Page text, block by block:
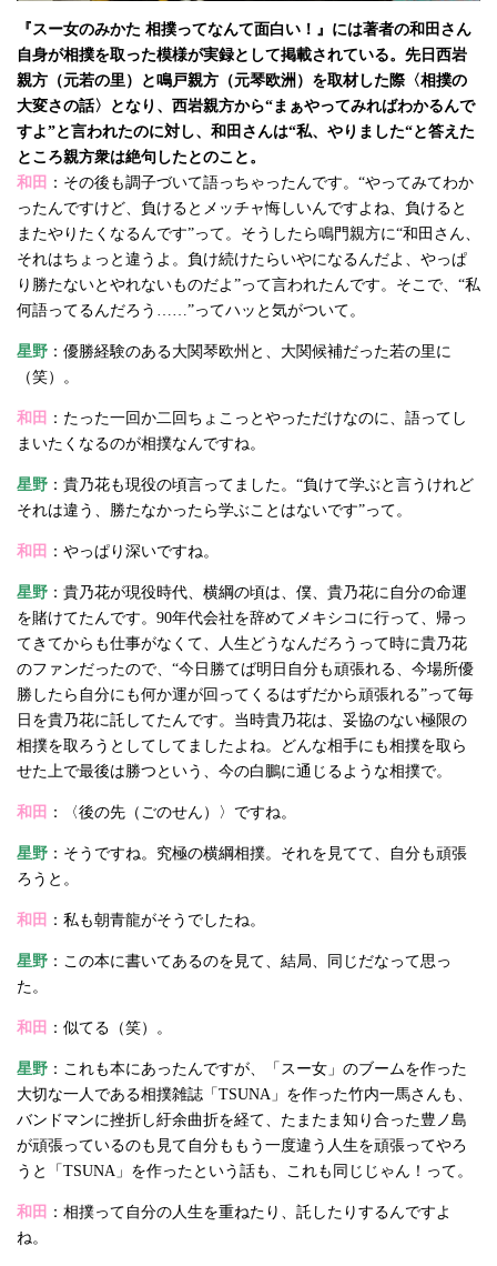
『スー女のみかた 相撲ってなんて面白い！』には著者の和田さん
自身が相撲を取った模様が実録として掲載されている。先日西岩
親方（元若の里）と鳴戸親方（元琴欧洲）を取材した際〈相撲の
大変さの話〉となり、西岩親方から“まぁやってみればわかるんで
すよ”と言われたのに対し、和田さんは“私、やりました“と答えた
ところ親方衆は絶句したとのこと。
和田 ：その後も調子づいて語っちゃったんです。“やってみてわか
ったんですけど、負けるとメッチャ悔しいんですよね、負けると
またやりたくなるんです”って。そうしたら鳴門親方に“和田さん、
それはちょっと違うよ。負け続けたらいやになるんだよ、やっぱ
り勝たないとやれないものだよ”って言われたんです。そこで、“私
何語ってるんだろう……”ってハッと気がついて。
星野 ：優勝経験のある大関琴欧州と、大関候補だった若の里に
（笑）。
和田 ：たった一回か二回ちょこっとやっただけなのに、語ってし
まいたくなるのが相撲なんですね。
星野 ：貴乃花も現役の頃言ってました。“負けて学ぶと言うけれど
それは違う、勝たなかったら学ぶことはないです”って。
和田 ：やっぱり深いですね。
星野 ：貴乃花が現役時代、横綱の頃は、僕、貴乃花に自分の命運
を賭けてたんです。90年代会社を辞めてメキシコに行って、帰っ
てきてからも仕事がなくて、人生どうなんだろうって時に貴乃花
のファンだったので、“今日勝てば明日自分も頑張れる、今場所優
勝したら自分にも何か運が回ってくるはずだから頑張れる”って毎
日を貴乃花に託してたんです。当時貴乃花は、妥協のない極限の
相撲を取ろうとしてしてましたよね。どんな相手にも相撲を取ら
せた上で最後は勝つという、今の白鵬に通じるような相撲で。
和田 ：〈後の先（ごのせん）〉ですね。
星野 ：そうですね。究極の横綱相撲。それを見てて、自分も頑張
ろうと。
和田 ：私も朝青龍がそうでしたね。
星野 ：この本に書いてあるのを見て、結局、同じだなって思っ
た。
和田 ：似てる（笑）。
星野 ：これも本にあったんですが、「スー女」のブームを作った
大切な一人である相撲雑誌「TSUNA」を作った竹内一馬さんも、
バンドマンに挫折し紆余曲折を経て、たまたま知り合った豊ノ島
が頑張っているのも見て自分ももう一度違う人生を頑張ってやろ
うと「TSUNA」を作ったという話も、これも同じじゃん！って。
和田 ：相撲って自分の人生を重ねたり、託したりするんですよ
ね。